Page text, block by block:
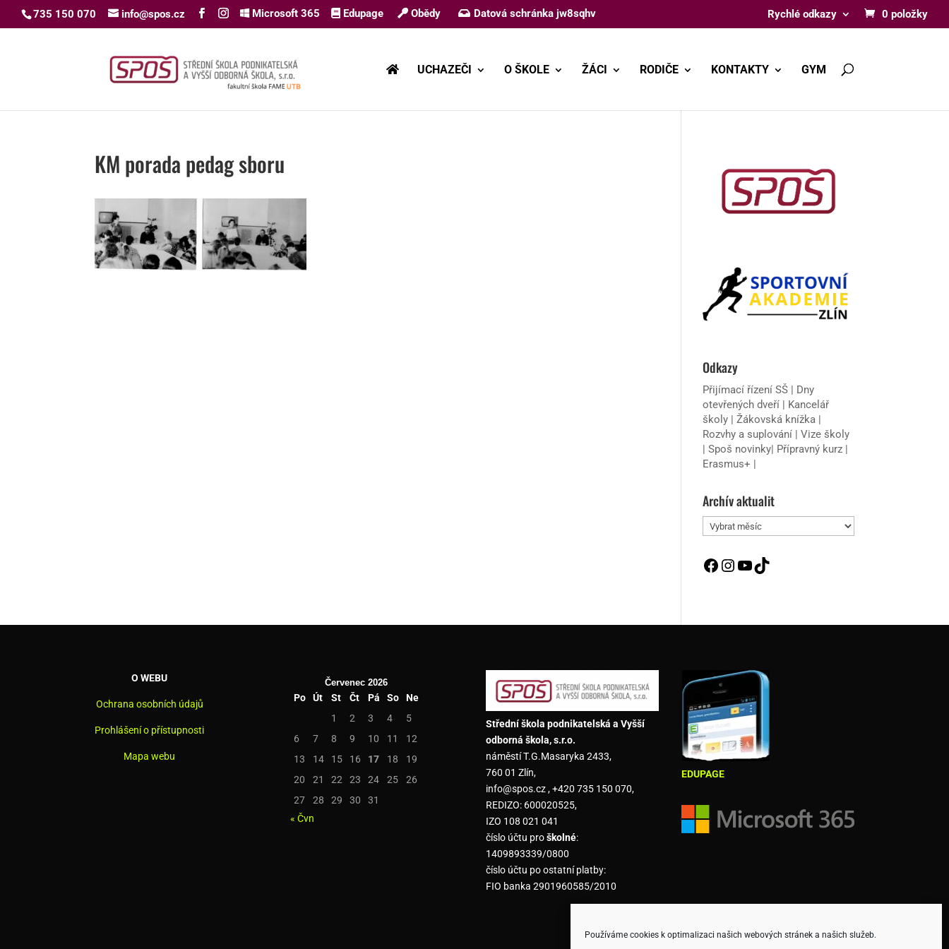
Používáme cookies k optimalizaci našich webových stránek a našich služeb.
735 150 070 info@spos.cz Microsoft 365 Edupage Obědy Datová schránka jw8sqhv Rychlé odkazy 0 položky
UCHAZEČI O ŠKOLE ŽÁCI RODIČE KONTAKTY GYM
KM porada pedag sboru
Odkazy
Přijímací řízení SŠ| Dny
otevřených dveří| Kancelář
školy| Žákovská knížka|
Rozvhy a suplování | Vize školy
| Spoš novinky| Přípravný kurz|
Erasmus+ |
Archív aktualit
Archív
aktualit
Facebook
Instagram
YouTube
TikTok
O WEBU
Ochrana osobních údajů
Prohlášení o přístupnosti
Mapa webu
Červenec 2026
Po Út St Čt Pá So
Ne
1
2 3 4
5
6
7 8 9 10 11
12
13
14 15 16 17 18
19
20
21 22 23 24 25
26
27
28 29 30
31
« Čvn
Střední škola podnikatelská a Vyšší
odborná škola, s.r.o.
náměstí T.G.Masaryka 2433,
760 01 Zlín,
info@spos.cz , +420 735 150 070,
REDIZO: 600020525,
IZO 108 021 041
číslo účtu proškolné:
1409893339/0800
číslo účtu po ostatní platby:
FIO banka 2901960585/2010
EDUPAGE